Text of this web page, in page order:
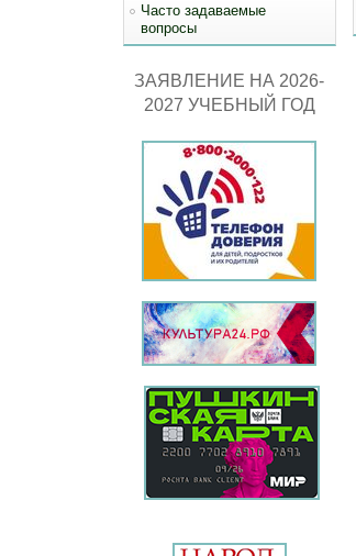
Часто задаваемые
вопросы
ЗАЯВЛЕНИЕ НА 2026-
2027 УЧЕБНЫЙ ГОД